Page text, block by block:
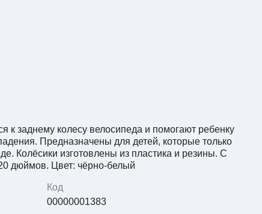
к заднему колесу велосипеда и помогают ребенку
Предназначены для детей, которые только
Колёсики изготовлены из пластика и резины. С
дюймов. Цвет: чёрно-белый
Код
00000001383